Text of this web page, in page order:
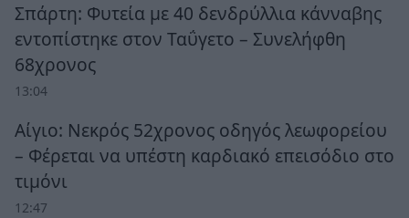
Σπάρτη: Φυτεία με 40 δενδρύλλια κάνναβης
εντοπίστηκε στον Ταΰγετο – Συνελήφθη
68χρονος
13:04
Αίγιο: Νεκρός 52χρονος οδηγός λεωφορείου
– Φέρεται να υπέστη καρδιακό επεισόδιο στο
τιμόνι
12:47